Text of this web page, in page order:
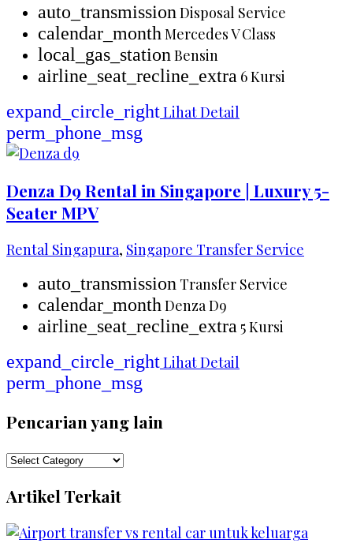
auto_transmission Disposal Service
calendar_month Mercedes V Class
local_gas_station Bensin
airline_seat_recline_extra 6 Kursi
expand_circle_rightLihat Detail
perm_phone_msg
Denza D9 Rental in Singapore | Luxury 5-
Seater MPV
Rental Singapura, Singapore Transfer Service
auto_transmission Transfer Service
calendar_month Denza D9
airline_seat_recline_extra 5 Kursi
expand_circle_rightLihat Detail
perm_phone_msg
Pencarian yang lain
Pencarian
lain
Artikel Terkait